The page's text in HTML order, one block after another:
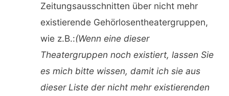
Zeitungsausschnitten über nicht mehr
existierende Gehörlosentheatergruppen,
wie z.B.:(Wenn eine dieser
Theatergruppen noch existiert, lassen Sie
es mich bitte wissen, damit ich sie aus
dieser Liste der nicht mehr existierenden